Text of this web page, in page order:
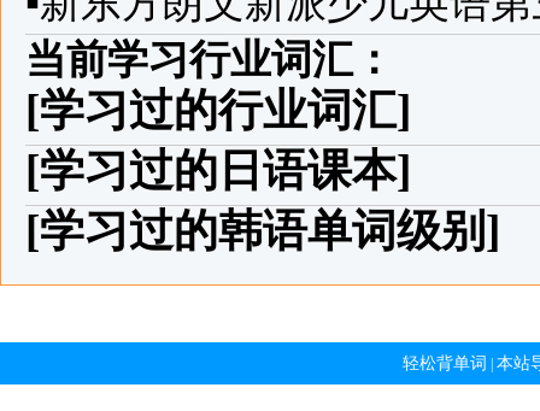
当前学习行业词汇：
[学习过的行业词汇]
[学习过的日语课本]
[学习过的韩语单词级别]
轻松背单词 本站